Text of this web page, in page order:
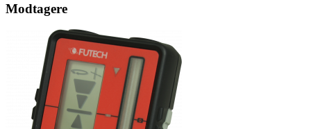
Modtagere